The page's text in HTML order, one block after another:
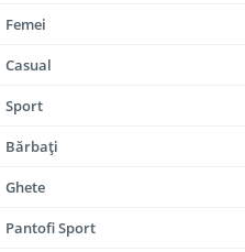
Femei
Casual
Sport
Bărbaţi
Ghete
Pantofi Sport